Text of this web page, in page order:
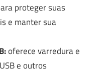
proteger suas
e manter sua
oferece varredura e
e outros